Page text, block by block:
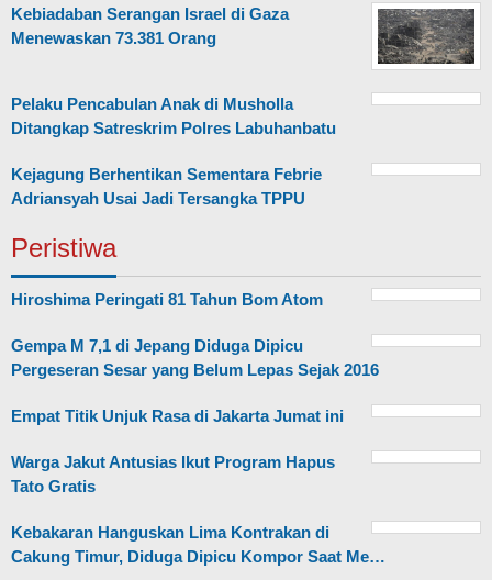
Kebiadaban Serangan Israel di Gaza
Menewaskan 73.381 Orang
Pelaku Pencabulan Anak di Musholla
Ditangkap Satreskrim Polres Labuhanbatu
Kejagung Berhentikan Sementara Febrie
Adriansyah Usai Jadi Tersangka TPPU
Peristiwa
Hiroshima Peringati 81 Tahun Bom Atom
Gempa M 7,1 di Jepang Diduga Dipicu
Pergeseran Sesar yang Belum Lepas Sejak 2016
Empat Titik Unjuk Rasa di Jakarta Jumat ini
Warga Jakut Antusias Ikut Program Hapus
Tato Gratis
Kebakaran Hanguskan Lima Kontrakan di
Cakung Timur, Diduga Dipicu Kompor Saat Me…